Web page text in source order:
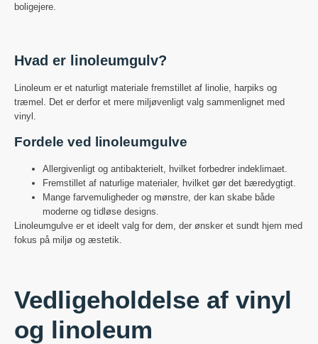
boligejere.
Hvad er linoleumgulv?
Linoleum er et naturligt materiale fremstillet af linolie, harpiks og
træmel. Det er derfor et mere miljøvenligt valg sammenlignet med
vinyl.
Fordele ved linoleumgulve
Allergivenligt og antibakterielt, hvilket forbedrer indeklimaet.
Fremstillet af naturlige materialer, hvilket gør det bæredygtigt.
Mange farvemuligheder og mønstre, der kan skabe både
moderne og tidløse designs.
Linoleumgulve er et ideelt valg for dem, der ønsker et sundt hjem med
fokus på miljø og æstetik.
Vedligeholdelse af vinyl
og linoleum